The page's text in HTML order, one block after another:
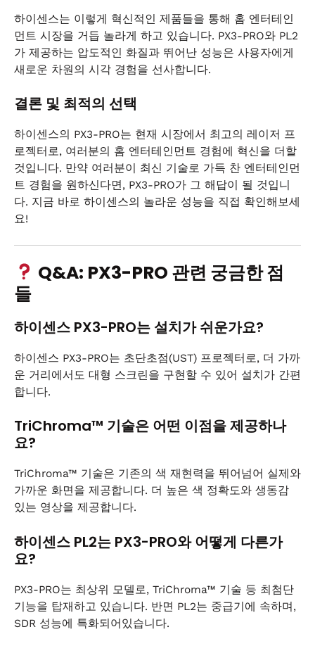
하이센스는 이렇게 혁신적인 제품들을 통해 홈 엔터테인
먼트 시장을 거듭 놀라게 하고 있습니다. PX3-PRO와 PL2
가 제공하는 압도적인 화질과 뛰어난 성능은 사용자에게
새로운 차원의 시각 경험을 선사합니다.
결론 및 최적의 선택
하이센스의 PX3-PRO는 현재 시장에서 최고의 레이저 프
로젝터로, 여러분의 홈 엔터테인먼트 경험에 혁신을 더할
것입니다. 만약 여러분이 최신 기술로 가득 찬 엔터테인먼
트 경험을 원하신다면, PX3-PRO가 그 해답이 될 것입니
다. 지금 바로 하이센스의 놀라운 성능을 직접 확인해보세
요!
Q&A: PX3-PRO 관련 궁금한 점
들
하이센스 PX3-PRO는 설치가 쉬운가요?
하이센스 PX3-PRO는 초단초점(UST) 프로젝터로, 더 가까
운 거리에서도 대형 스크린을 구현할 수 있어 설치가 간편
합니다.
TriChroma™ 기술은 어떤 이점을 제공하나
요?
TriChroma™ 기술은 기존의 색 재현력을 뛰어넘어 실제와
가까운 화면을 제공합니다. 더 높은 색 정확도와 생동감
있는 영상을 제공합니다.
하이센스 PL2는 PX3-PRO와 어떻게 다른가
요?
PX3-PRO는 최상위 모델로, TriChroma™ 기술 등 최첨단
기능을 탑재하고 있습니다. 반면 PL2는 중급기에 속하며,
SDR 성능에 특화되어있습니다.